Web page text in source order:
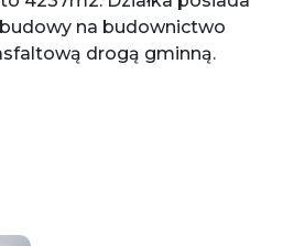
na budownictwo
drogą gminną.